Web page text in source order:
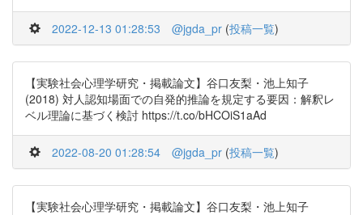
2022-12-13 01:28:53 @jgda_pr (投稿一覧)
【実験社会心理学研究・掲載論文】谷口友梨・池上知子
(2018) 対人認知場面での自発的推論を規定する要因：解釈レ
ベル理論に基づく検討 https://t.co/bHCOiS1aAd
2022-08-20 01:28:54 @jgda_pr (投稿一覧)
【実験社会心理学研究・掲載論文】谷口友梨・池上知子